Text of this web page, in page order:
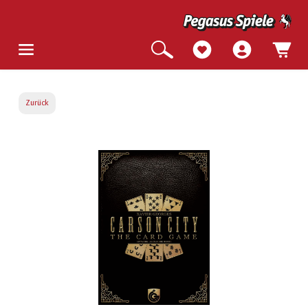
Zurück
Bildergalerie überspringen